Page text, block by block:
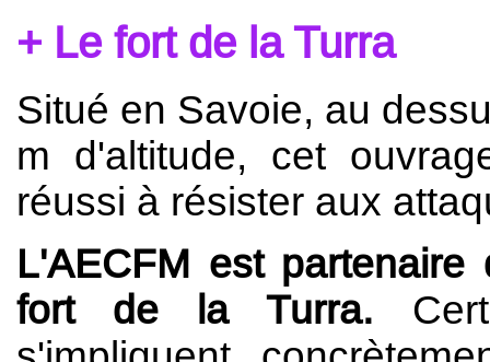
Le fort de la Turra
Situé en Savoie, au
m d'altitude, cet
réussi à résister aux
L'AECFM est
fort de la Turra.